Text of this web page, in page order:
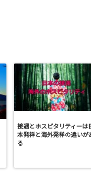
接遇とホスピタリティーは
本発祥と海外発祥の違いが
る